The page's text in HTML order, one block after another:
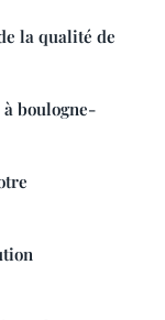
la qualité de
boulogne-